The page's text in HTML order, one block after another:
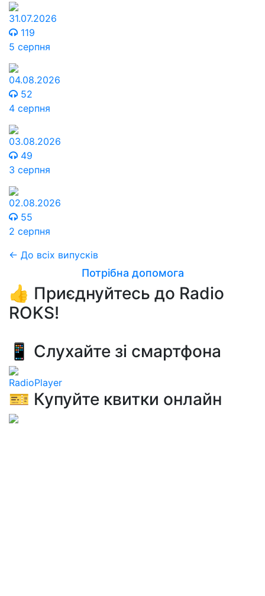
31.07.2026
119
5 серпня
04.08.2026
52
4 серпня
03.08.2026
49
3 серпня
02.08.2026
55
2 серпня
← До всіх випусків
Потрібна допомога
👍 Приєднуйтесь до Radio
ROKS!
📱 Слухайте зі смартфона
RadioPlayer
🎫 Купуйте квитки онлайн